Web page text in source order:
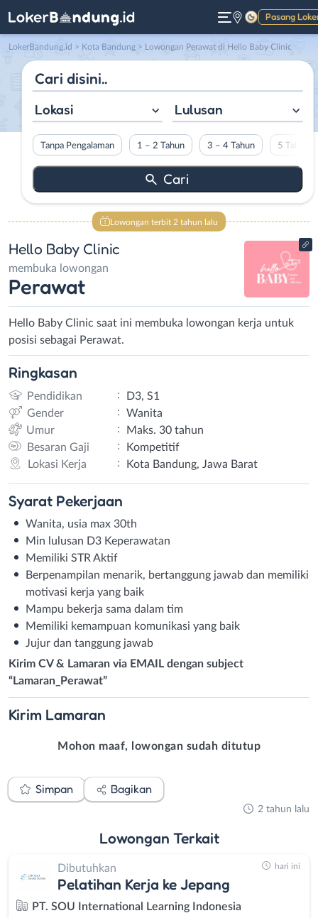
Pasang
Gelap
LokerBandung.id > Kota Bandung > Lowongan Perawat di Hello Baby Clinic
Lokasi Lulusan
Tanpa Pengalaman 1 – 2 Tahun 3 – 4 Tahun 5 Tahun
Lowongan terbit 2 tahun lalu
Hello Baby Clinic
membuka lowongan
Perawat
Hello Baby Clinic saat ini membuka lowongan kerja untuk
posisi sebagai Perawat.
Ringkasan
Pendidikan :
D3, S1
Gender
:
Wanita
Umur
:
Maks. 30 tahun
Besaran Gaji
:
Kompetitif
Lokasi Kerja
: Kota Bandung, Jawa Barat
Syarat Pekerjaan
Wanita, usia max 30th
Min lulusan D3 Keperawatan
Memiliki STR Aktif
Berpenampilan menarik, bertanggung jawab dan memiliki
motivasi kerja yang baik
Mampu bekerja sama dalam tim
Memiliki kemampuan komunikasi yang baik
Jujur dan tanggung jawab
Kirim CV & Lamaran via EMAIL dengan subject
“Lamaran_Perawat”
Kirim Lamaran
Mohon maaf, lowongan sudah ditutup
Simpan Bagikan
2 tahun lalu
Lowongan Terkait
Dibutuhkan
Pelatihan Kerja ke Jepang
PT. SOU International Learning Indonesia
hari ini